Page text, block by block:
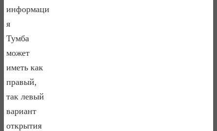
информаци
я
Тумба
может
иметь как
правый,
так левый
вариант
открытия